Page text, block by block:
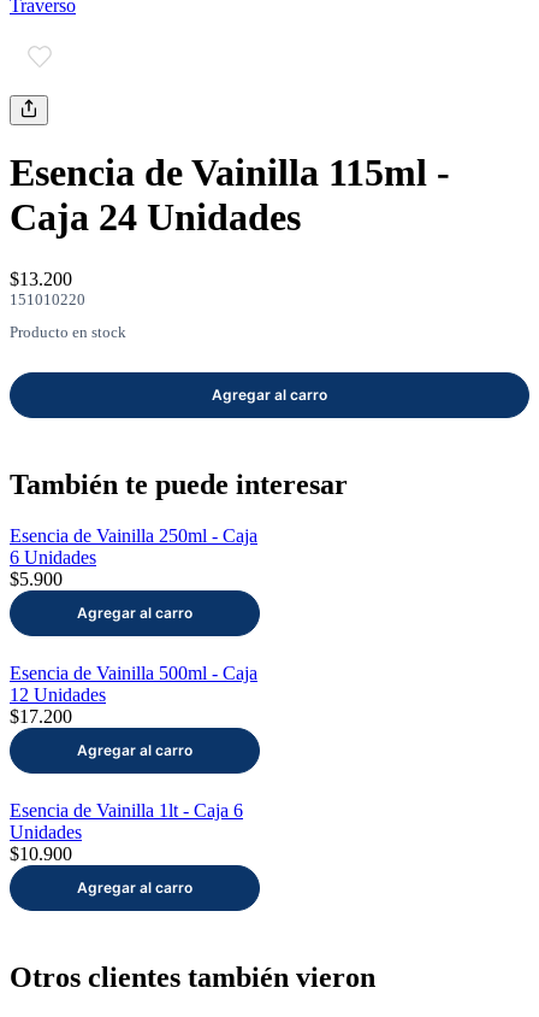
mayor
Estilo de Vida
Contáctanos
Nosotros
Información
Traverso
Esencia de Vainilla 115ml -
Caja 24 Unidades
$13.200
151010220
Producto en stock
También te puede interesar
Esencia de Vainilla 250ml - Caja
6 Unidades
$5.900
Esencia de Vainilla 500ml - Caja
12 Unidades
$17.200
Esencia de Vainilla 1lt - Caja 6
Unidades
$10.900
Otros clientes también vieron